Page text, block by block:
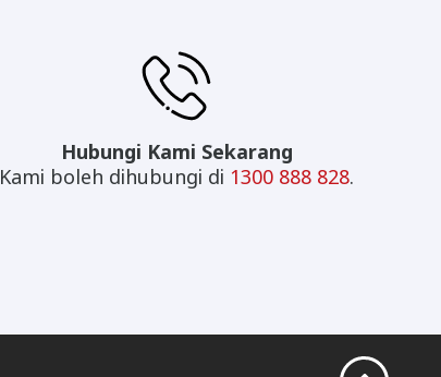
Hubungi Kami Sekarang
Kami boleh dihubungi di 1300 888 828.